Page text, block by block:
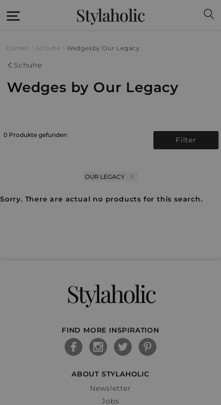
Stylaholic
Damen Schuhe Wedgesby Our Legacy
Schuhe
Wedges by Our Legacy
0 Produkte gefunden
Filter
OUR LEGACY
Sorry. There are actual no products for this search.
Stylaholic
FIND MORE INSPIRATION
ABOUT STYLAHOLIC
Newsletter
Jobs